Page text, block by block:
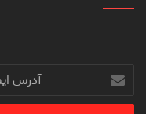
آدرس
ایمیل
خود